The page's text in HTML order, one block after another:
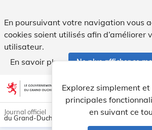
En poursuivant votre navigation vous
cookies soient utilisés afin d’améliorer
utilisateur.
En savoir plus
Ne plus afficher ce
Aller au contenu account_circle help
Explorez simplement
principales
en suivant ce
Journal officiel
du Grand-Duché de Luxembourg